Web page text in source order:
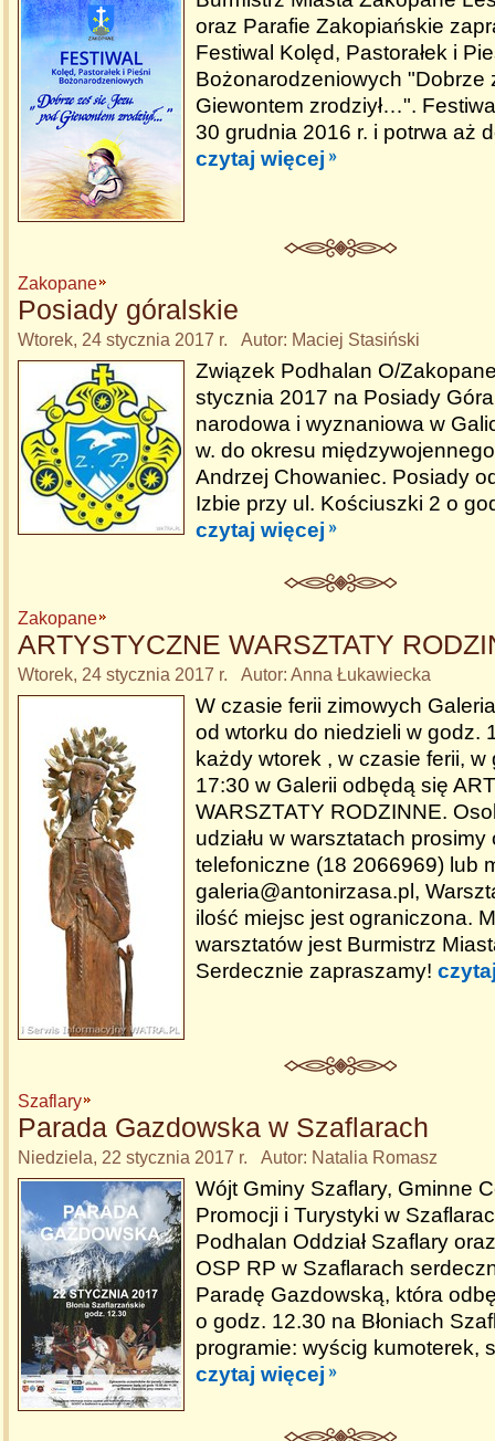
oraz Parafie Zakopiańskie
Festiwal Kolęd, Pastorałek i
Bożonarodzeniowych "Dobrze
Giewontem zrodziył…".
30 grudnia 2016 r. i potrwa aż
czytaj więcej
Zakopane
Posiady góralskie
Wtorek, 24 stycznia 2017 r. Autor: Maciej Stasiński
Związek Podhalan O/
stycznia 2017 na Posiady
narodowa i wyznaniowa w
w. do okresu
Andrzej Chowaniec. Posiady
Izbie przy ul. Kościuszki 2 o
czytaj więcej
Zakopane
ARTYSTYCZNE WARSZTATY
Wtorek, 24 stycznia 2017 r. Autor: Anna Łukawiecka
W czasie ferii zimowych
od wtorku do niedzieli w godz.
każdy wtorek , w czasie ferii, w
17:30 w Galerii odbędą się
WARSZTATY RODZINNE.
udziału w warsztatach prosimy
telefoniczne (18 2066969) lub
galeria@antonirzasa.pl,
ilość miejsc jest ograniczona.
warsztatów jest Burmistrz
Serdecznie zapraszamy!
Szaflary
Parada Gazdowska w Szaflarach
Niedziela, 22 stycznia 2017 r. Autor: Natalia Romasz
Wójt Gminy Szaflary, Gminne
Promocji i Turystyki w
Podhalan Oddział Szaflary
OSP RP w Szaflarach
Paradę Gazdowską, która
o godz. 12.30 na Błoniach
programie: wyścig kumoterek,
czytaj więcej